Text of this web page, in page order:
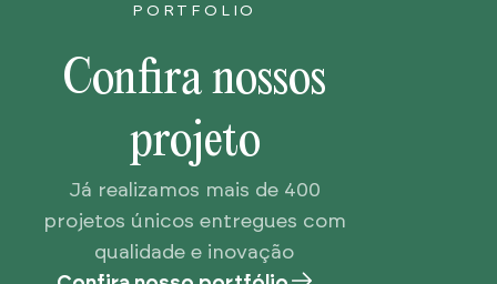
PORTFOLIO
Confira nossos
projeto
Já realizamos mais de 400
projetos únicos entregues com
qualidade e inovação